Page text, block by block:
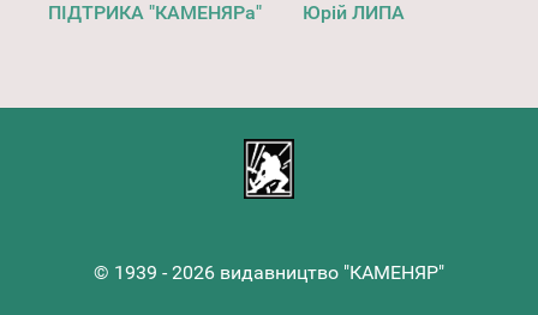
ПІДТРИКА "КАМЕНЯРа" Юрій ЛИПА
© 1939 - 2026 видавництво "КАМЕНЯР"